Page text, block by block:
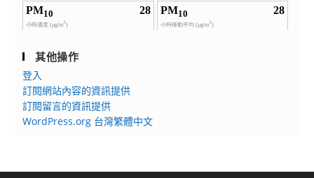
其他操作
登入
訂閱網站內容的資訊提供
訂閱留言的資訊提供
WordPress.org 台灣繁體中文